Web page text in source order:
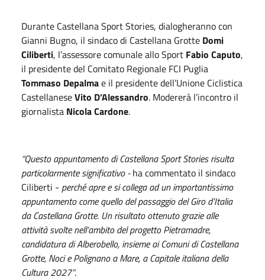
Durante Castellana Sport Stories, dialogheranno con
Gianni Bugno, il sindaco di Castellana Grotte Domi
Ciliberti, l’assessore comunale allo Sport Fabio Caputo,
il presidente del Comitato Regionale FCI Puglia
Tommaso Depalmae il presidente dell’Unione Ciclistica
CastellaneseVito D’Alessandro. Modererà l’incontro il
giornalista Nicola Cardone.
“Questo appuntamento di Castellana Sport Stories risulta
particolarmente significativo -ha commentato il sindaco
Ciliberti - perché apre e si collega ad un importantissimo
appuntamento come quello del passaggio del Giro d’Italia
da Castellana Grotte. Un risultato ottenuto grazie alle
attività svolte nell’ambito del progetto Pietramadre,
candidatura di Alberobello, insieme ai Comuni di Castellana
Grotte, Noci e Polignano a Mare, a Capitale italiana della
Cultura 2027”.